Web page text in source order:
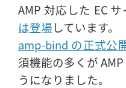
AMP 対応した EC
は登場しています。
amp-bind の正式公
須機能の多くが
うになりました。